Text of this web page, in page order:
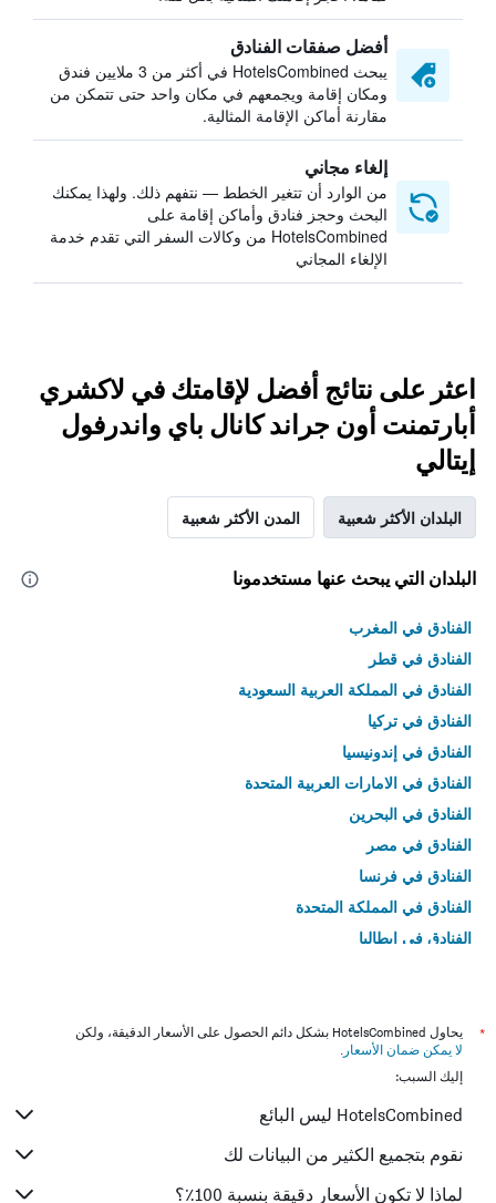
أفضل صفقات الفنادق
يبحث HotelsCombined في أكثر من 3 ملايين فندق
ومكان إقامة ويجمعهم في مكان واحد حتى تتمكن من
مقارنة أماكن الإقامة المثالية.
إلغاء مجاني
من الوارد أن تتغير الخطط — نتفهم ذلك. ولهذا يمكنك
البحث وحجز فنادق وأماكن إقامة على
HotelsCombined من وكالات السفر التي تقدم خدمة
الإلغاء المجاني
اعثر على نتائج أفضل لإقامتك في لاكشري
أبارتمنت أون جراند كانال باي واندرفول
إيتالي
البلدان الأكثر شعبية المدن الأكثر شعبية
البلدان التي يبحث عنها مستخدمونا
الفنادق في المغرب
الفنادق في قطر
الفنادق في المملكة العربية السعودية
الفنادق في تركيا
الفنادق في إندونيسيا
الفنادق في الامارات العربية المتحدة
الفنادق في البحرين
الفنادق في مصر
الفنادق في فرنسا
الفنادق في المملكة المتحدة
الفنادق في إيطاليا
*
يحاول HotelsCombined بشكل دائم الحصول على الأسعار الدقيقة، ولكن
لا يمكن ضمان الأسعار .
إليك السبب:
HotelsCombined ليس البائع
نقوم بتجميع الكثير من البيانات لك
لماذا لا تكون الأسعار دقيقة بنسبة 100٪؟